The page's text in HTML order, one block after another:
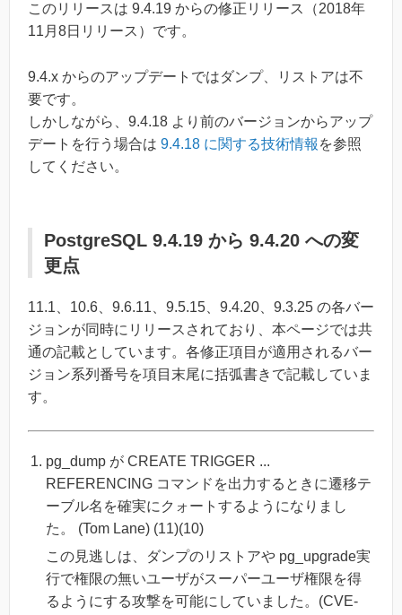
このリリースは 9.4.19 からの修正リリース（2018年
11月8日リリース）です。
9.4.x からのアップデートではダンプ、リストアは不
要です。
しかしながら、9.4.18 より前のバージョンからアップ
デートを行う場合は 9.4.18 に関する技術情報 を参照
してください。
PostgreSQL 9.4.19 から 9.4.20 への変
更点
11.1、10.6、9.6.11、9.5.15、9.4.20、9.3.25 の各バー
ジョンが同時にリリースされており、本ページでは共
通の記載としています。各修正項目が適用されるバー
ジョン系列番号を項目末尾に括弧書きで記載していま
す。
pg_dump が CREATE TRIGGER ...
REFERENCING コマンドを出力するときに遷移テ
ーブル名を確実にクォートするようになりまし
た。 (Tom Lane) (11)(10)
この見逃しは、ダンプのリストアや pg_upgrade実
行で権限の無いユーザがスーパーユーザ権限を得
るようにする攻撃を可能にしていました。(CVE-